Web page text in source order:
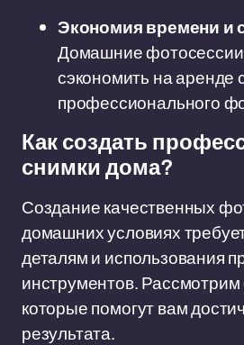
Экономия времени и
Домашние
сэкономить на аренде
профессионального
Как создать
снимки дома?
Создание качественных
домашних условиях
деталям и использования
инструментов.
которые помогут вам
результата.